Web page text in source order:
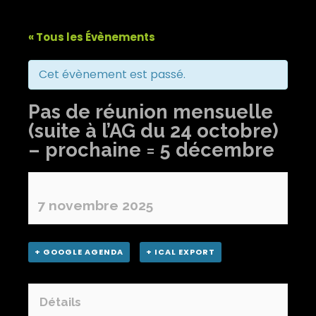
« Tous les Évènements
Cet évènement est passé.
Pas de réunion mensuelle
(suite à l’AG du 24 octobre)
– prochaine = 5 décembre
7 novembre 2025
+ GOOGLE AGENDA + ICAL EXPORT
Détails